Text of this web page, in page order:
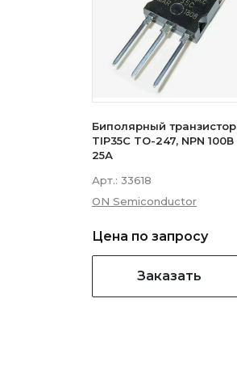
Биполярный транзистор
TIP35C TO-247, NPN 100В
25А
Арт.: 33618
ON Semiconductor
Цена по запросу
Заказать